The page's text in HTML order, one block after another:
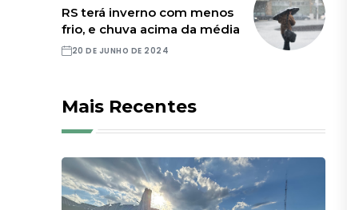
RS terá inverno com menos
frio, e chuva acima da média
20 DE JUNHO DE 2024
Mais Recentes